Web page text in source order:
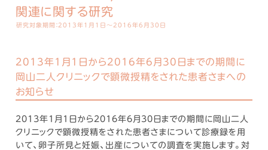
関連に関する研究
研究対象期間：2013年1月1日〜2016年6月30日
2013年1月1日から2016年6月30日までの期間に
岡山二人クリニックで顕微授精をされた患者さまへの
お知らせ
2013年1月1日から2016年6月30日までの期間に岡山二人
クリニックで顕微授精をされた患者さまについて診療録を用
いて、卵子所見と妊娠、出産についての調査を実施します。対